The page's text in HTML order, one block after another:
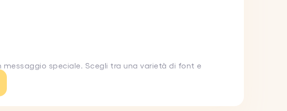
speciale. Scegli tra una varietà di font e